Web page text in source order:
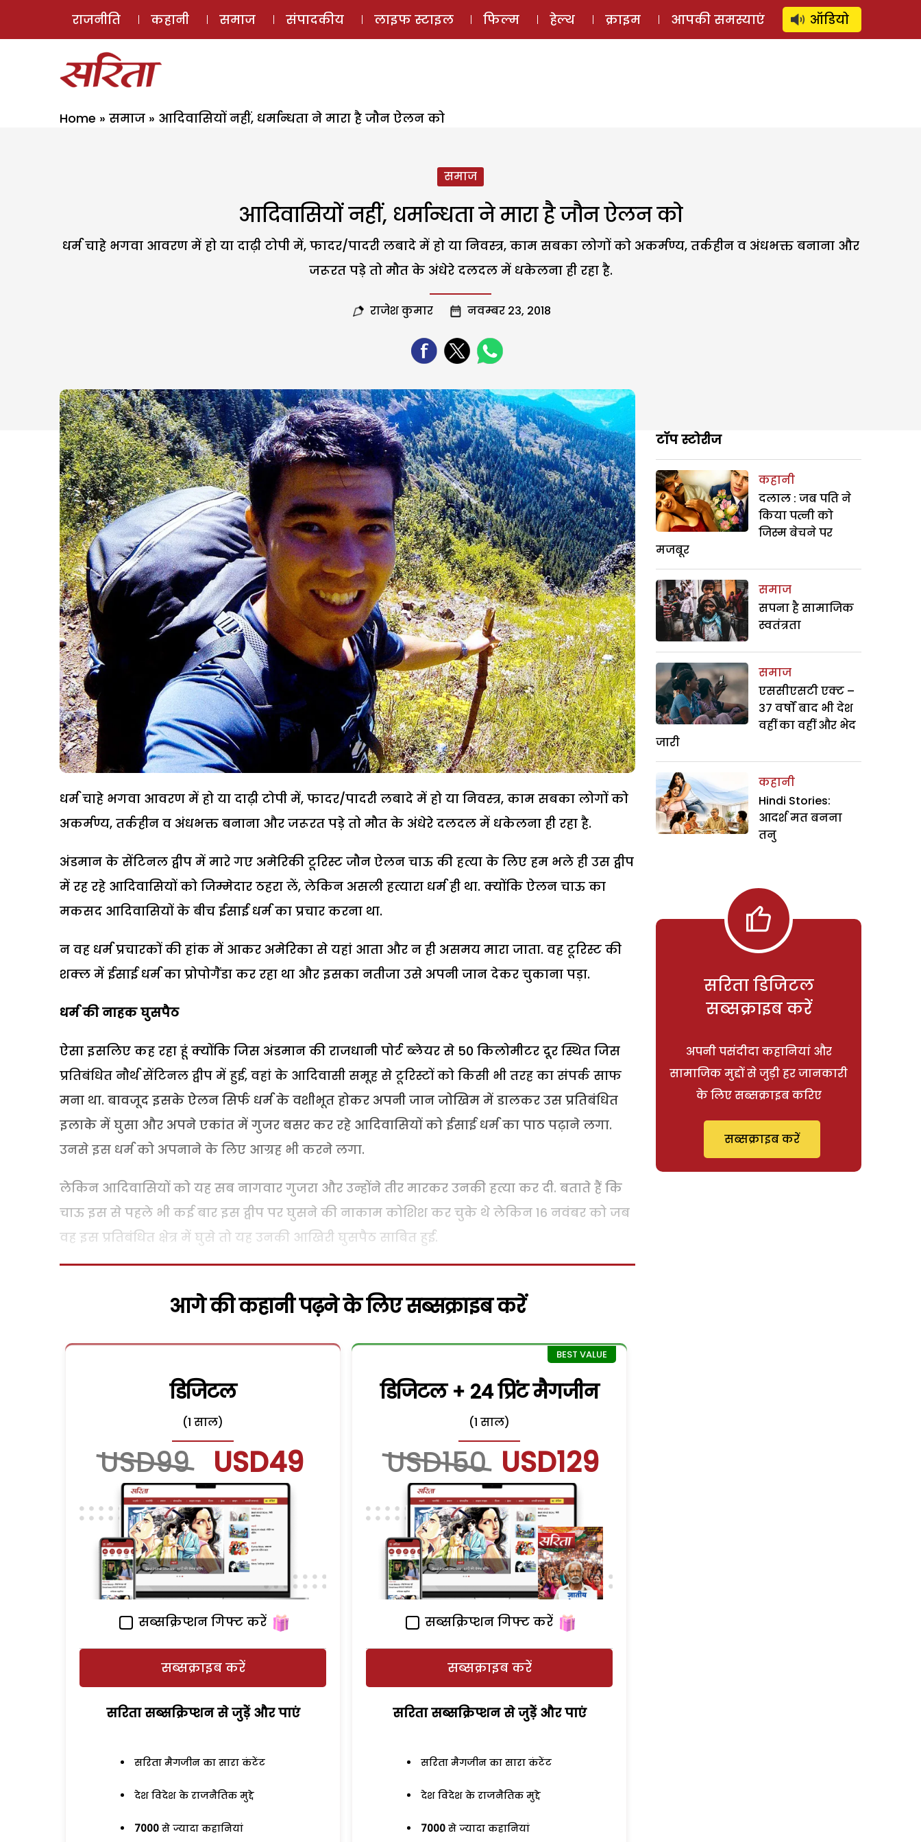
ई-मैगज़ीन ऑडियो स्टोरी लॉग इन ⚲ SUBSCRIBE
राजनीति कहानी समाज संपादकीय लाइफ स्टाइल फिल्म हेल्थ क्राइम आपकी समस्याएं ऑडियो
Home » समाज » आदिवासियों नहीं, धर्मान्धता ने मारा है जौन ऐलन को
समाज
आदिवासियों नहीं, धर्मान्धता ने मारा है जौन ऐलन को
धर्म चाहे भगवा आवरण में हो या दाढ़ी टोपी में, फादर/पादरी लबादे में हो या निवस्त्र, काम सबका लोगों को अकर्मण्य, तर्कहीन व अंधभक्त बनाना और
जरूरत पड़े तो मौत के अंधेरे दलदल में धकेलना ही रहा है.
राजेश कुमार नवम्बर 23, 2018
धर्म चाहे भगवा आवरण में हो या दाढ़ी टोपी में, फादर/पादरी लबादे में हो या निवस्त्र, काम सबका लोगों को
अकर्मण्य, तर्कहीन व अंधभक्त बनाना और जरूरत पड़े तो मौत के अंधेरे दलदल में धकेलना ही रहा है.
अंडमान के सेंटिनल द्वीप में मारे गए अमेरिकी टूरिस्ट जौन ऐलन चाऊ की हत्या के लिए हम भले ही उस द्वीप
में रह रहे आदिवासियों को जिम्मेदार ठहरा लें, लेकिन असली हत्यारा धर्म ही था. क्योंकि ऐलन चाऊ का
मकसद आदिवासियों के बीच ईसाई धर्म का प्रचार करना था.
न वह धर्म प्रचारकों की हांक में आकर अमेरिका से यहां आता और न ही असमय मारा जाता. वह टूरिस्ट की
शक्ल में ईसाई धर्म का प्रोपोगैंडा कर रहा था और इसका नतीजा उसे अपनी जान देकर चुकाना पड़ा.
धर्म की नाहक घुसपैठ
ऐसा इसलिए कह रहा हूं क्योंकि जिस अंडमान की राजधानी पोर्ट ब्लेयर से 50 किलोमीटर दूर स्थित जिस
प्रतिबंधित नौर्थ सेंटिनल द्वीप में हुई, वहां के आदिवासी समूह से टूरिस्टों को किसी भी तरह का संपर्क साफ
मना था. बावजूद इसके ऐलन सिर्फ धर्म के वशीभूत होकर अपनी जान जोखिम में डालकर उस प्रतिबंधित
इलाके में घुसा और अपने एकांत में गुजर बसर कर रहे आदिवासियों को ईसाई धर्म का पाठ पढ़ाने लगा.
उनसे इस धर्म को अपनाने के लिए आग्रह भी करने लगा.
लेकिन आदिवासियों को यह सब नागवार गुजरा और उन्होंने तीर मारकर उनकी हत्या कर दी. बताते हैं कि
चाऊ इस से पहले भी कई बार इस द्वीप पर घुसने की नाकाम कोशिश कर चुके थे लेकिन 16 नवंबर को जब
वह इस प्रतिबंधित क्षेत्र में घुसे तो यह उनकी आखिरी घुसपैठ साबित हुई.
आगे की कहानी पढ़ने के लिए सब्सक्राइब करें
डिजिटल
(1 साल)
USD99 USD49
सब्सक्रिप्शन गिफ्ट करें
सब्सक्राइब करें
सरिता सब्सक्रिप्शन से जुड़ेें और पाएं
सरिता मैगजीन का सारा कंटेंट
देश विदेश के राजनैतिक मुद्दे
7000 से ज्यादा कहानियां
डिजिटल + 24 प्रिंट मैगजीन
(1 साल)
USD150 USD129
सब्सक्रिप्शन गिफ्ट करें
सब्सक्राइब करें
सरिता सब्सक्रिप्शन से जुड़ेें और पाएं
सरिता मैगजीन का सारा कंटेंट
देश विदेश के राजनैतिक मुद्दे
7000 से ज्यादा कहानियां
टॉप स्टोरीज
कहानी
दलाल : जब पति ने
किया पत्नी को
जिस्म बेचने पर
मजबूर
समाज
सपना है सामाजिक
स्वतंत्रता
समाज
एससीएसटी एक्ट –
37 वर्षों बाद भी देश
वहीं का वहीं और भेद
जारी
कहानी
Hindi Stories:
आदर्श मत बनना
तनु
सरिता डिजिटल
सब्सक्राइब करें
अपनी पसंदीदा कहानियां और
सामाजिक मुद्दों से जुड़ी हर जानकारी
के लिए सब्सक्राइब करिए
सब्सक्राइब करें